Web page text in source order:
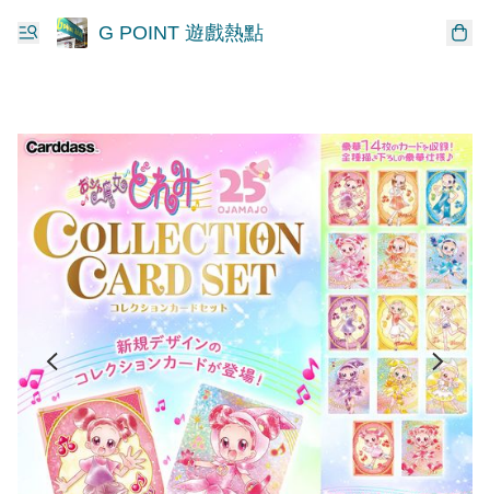
G POINT 遊戲熱點